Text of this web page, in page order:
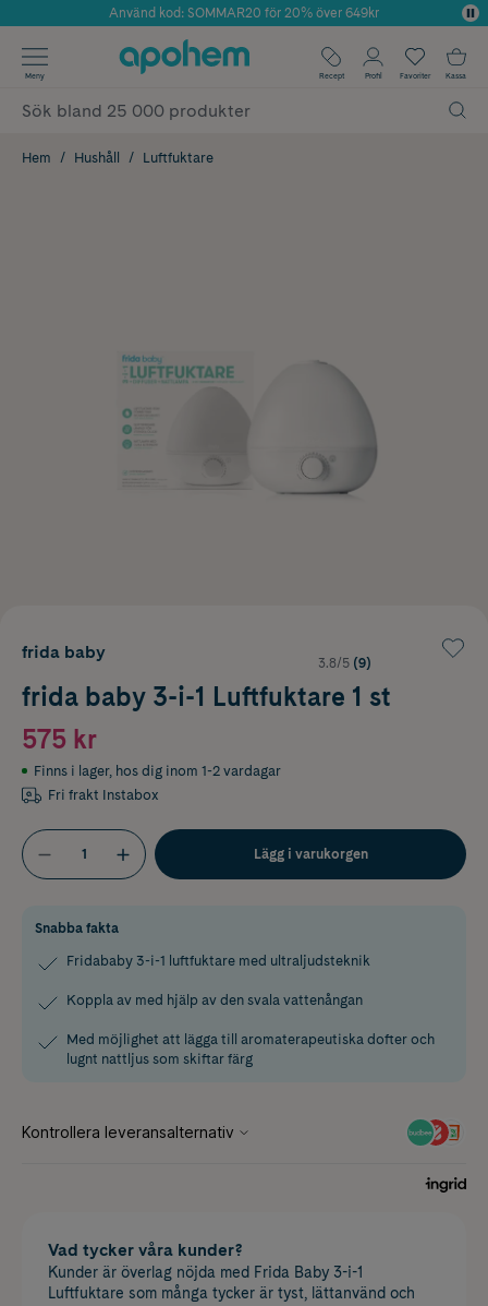
Årets Butik 2025 inom Skönhet
Använd kod: SOMMAR20 för 20% över 649kr
✓ Fri frakt
✓ Poäng på alla köp*
Meny Recept Profil Favoriter Kassa
Hem Hushåll Luftfuktare
frida baby
3.8/5 (9)
frida baby 3-i-1 Luftfuktare 1 st
575 kr
Finns i lager, hos dig inom 1-2 vardagar
Fri frakt Instabox
Lägg i varukorgen
Snabba fakta
Fridababy 3-i-1 luftfuktare med ultraljudsteknik
Koppla av med hjälp av den svala vattenångan
Med möjlighet att lägga till aromaterapeutiska dofter och
lugnt nattljus som skiftar färg
Vad tycker våra kunder?
Kunder är överlag nöjda med Frida Baby 3-i-1
Luftfuktare som många tycker är tyst, lättanvänd och